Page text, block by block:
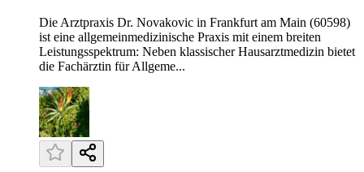
Die Arztpraxis Dr. Novakovic in Frankfurt am Main (60598)
ist eine allgemeinmedizinische Praxis mit einem breiten
Leistungsspektrum: Neben klassischer Hausarztmedizin bietet
die Fachärztin für Allgeme...